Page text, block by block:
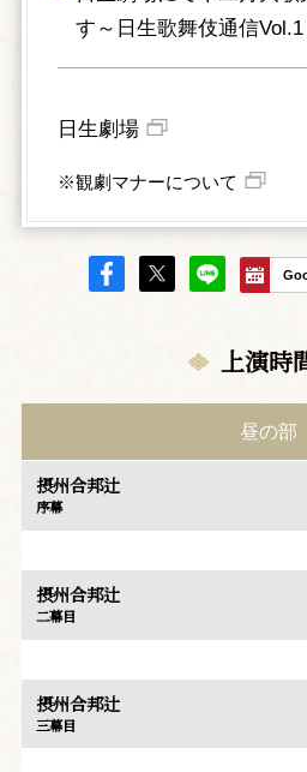
す～日生歌舞伎通信Vol.1
日生劇場
※観劇マナーについて
上演時
昼の部
摂州合邦辻
序幕
摂州合邦辻
二幕目
摂州合邦辻
三幕目